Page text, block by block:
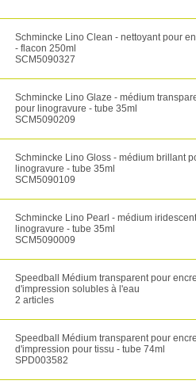
Schmincke Lino Clean - nettoyant pour
- flacon 250ml
SCM5090327
Schmincke Lino Glaze - médium
pour linogravure - tube 35ml
SCM5090209
Schmincke Lino Gloss - médium brillant
linogravure - tube 35ml
SCM5090109
Schmincke Lino Pearl - médium
linogravure - tube 35ml
SCM5090009
Speedball Médium transparent pour
d'impression solubles à l'eau
2 articles
Speedball Médium transparent pour
d'impression pour tissu - tube 74ml
SPD003582